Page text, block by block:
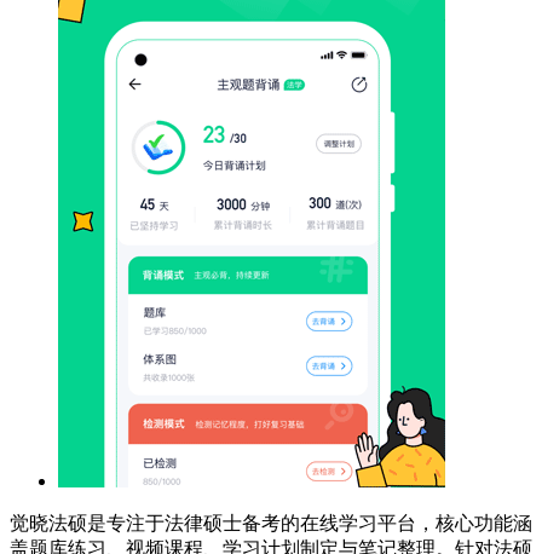
觉晓法硕是专注于法律硕士备考的在线学习平台，核心功能涵
盖题库练习、视频课程、学习计划制定与笔记整理。针对法硕